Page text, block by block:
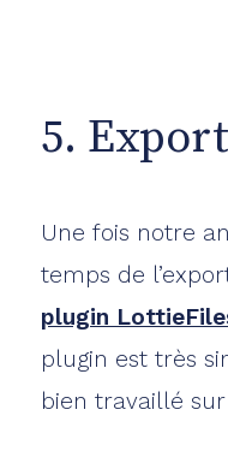
5.
Une fois notre
temps de
plugin
plugin est très
bien travaillé